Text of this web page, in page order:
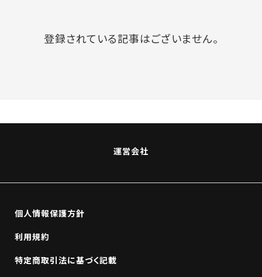
登録されている記事はございません。
運営会社
個人情報保護方針
利用規約
特定商取引法に基づく記載